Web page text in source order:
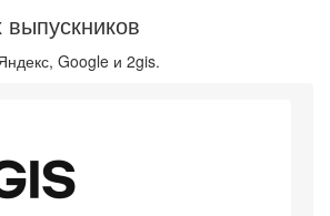
Google и 2gis.